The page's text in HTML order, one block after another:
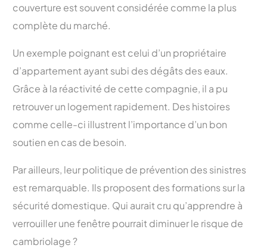
couverture est souvent considérée comme la plus
complète du marché.
Un exemple poignant est celui d’un propriétaire
d’appartement ayant subi des dégâts des eaux.
Grâce à la réactivité de cette compagnie, il a pu
retrouver un logement rapidement. Des histoires
comme celle-ci illustrent l’importance d’un bon
soutien en cas de besoin.
Par ailleurs, leur politique de prévention des sinistres
est remarquable. Ils proposent des formations sur la
sécurité domestique. Qui aurait cru qu’apprendre à
verrouiller une fenêtre pourrait diminuer le risque de
cambriolage ?